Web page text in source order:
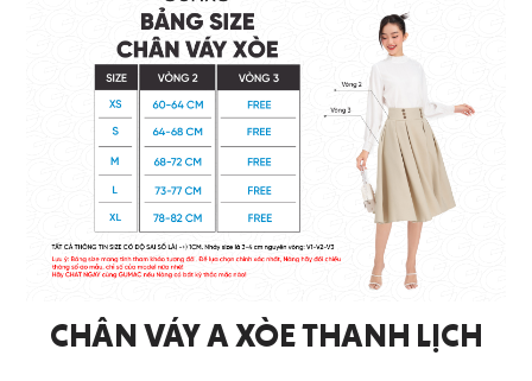
CHÂN VÁY A XÒE THANH LỊCH